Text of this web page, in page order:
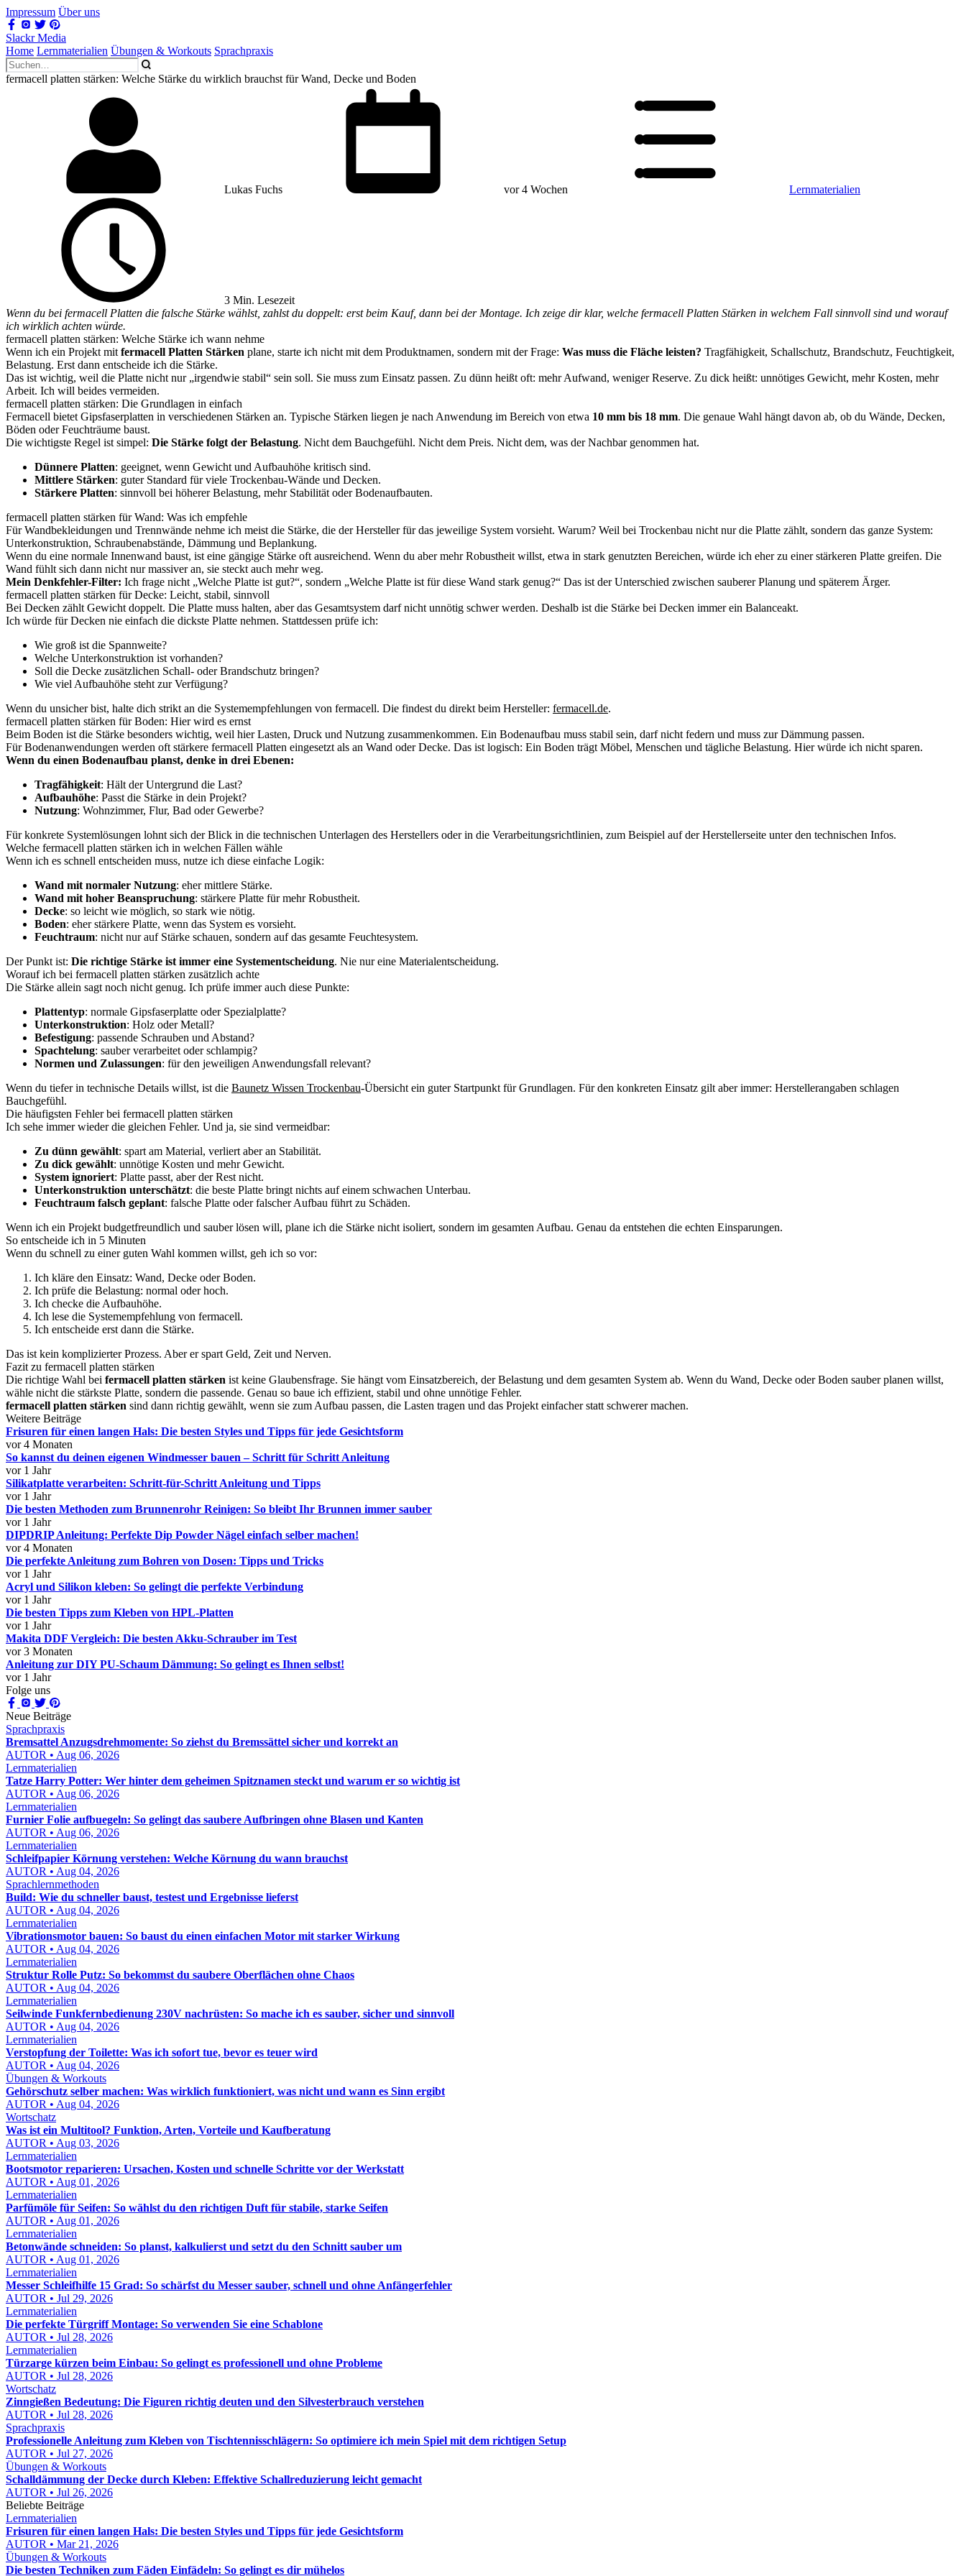
Impressum Über uns
Slackr Media
Home Lernmaterialien Übungen & Workouts Sprachpraxis
fermacell platten stärken: Welche Stärke du wirklich brauchst für Wand, Decke und Boden
Lukas Fuchs vor 4 Wochen Lernmaterialien
3 Min. Lesezeit
Wenn du bei fermacell Platten die falsche Stärke wählst, zahlst du doppelt: erst beim Kauf, dann bei der Montage. Ich zeige dir klar, welche fermacell Platten Stärken in welchem Fall sinnvoll sind und worauf
ich wirklich achten würde.
fermacell platten stärken: Welche Stärke ich wann nehme
Wenn ich ein Projekt mit fermacell Platten Stärken plane, starte ich nicht mit dem Produktnamen, sondern mit der Frage: Was muss die Fläche leisten? Tragfähigkeit, Schallschutz, Brandschutz, Feuchtigkeit,
Belastung. Erst dann entscheide ich die Stärke.
Das ist wichtig, weil die Platte nicht nur „irgendwie stabil“ sein soll. Sie muss zum Einsatz passen. Zu dünn heißt oft: mehr Aufwand, weniger Reserve. Zu dick heißt: unnötiges Gewicht, mehr Kosten, mehr
Arbeit. Ich will beides vermeiden.
fermacell platten stärken: Die Grundlagen in einfach
Fermacell bietet Gipsfaserplatten in verschiedenen Stärken an. Typische Stärken liegen je nach Anwendung im Bereich von etwa 10 mm bis 18 mm. Die genaue Wahl hängt davon ab, ob du Wände, Decken,
Böden oder Feuchträume baust.
Die wichtigste Regel ist simpel: Die Stärke folgt der Belastung. Nicht dem Bauchgefühl. Nicht dem Preis. Nicht dem, was der Nachbar genommen hat.
Dünnere Platten: geeignet, wenn Gewicht und Aufbauhöhe kritisch sind.
Mittlere Stärken: guter Standard für viele Trockenbau-Wände und Decken.
Stärkere Platten: sinnvoll bei höherer Belastung, mehr Stabilität oder Bodenaufbauten.
fermacell platten stärken für Wand: Was ich empfehle
Für Wandbekleidungen und Trennwände nehme ich meist die Stärke, die der Hersteller für das jeweilige System vorsieht. Warum? Weil bei Trockenbau nicht nur die Platte zählt, sondern das ganze System:
Unterkonstruktion, Schraubenabstände, Dämmung und Beplankung.
Wenn du eine normale Innenwand baust, ist eine gängige Stärke oft ausreichend. Wenn du aber mehr Robustheit willst, etwa in stark genutzten Bereichen, würde ich eher zu einer stärkeren Platte greifen. Die
Wand fühlt sich dann nicht nur massiver an, sie steckt auch mehr weg.
Mein Denkfehler-Filter: Ich frage nicht „Welche Platte ist gut?“, sondern „Welche Platte ist für diese Wand stark genug?“ Das ist der Unterschied zwischen sauberer Planung und späterem Ärger.
fermacell platten stärken für Decke: Leicht, stabil, sinnvoll
Bei Decken zählt Gewicht doppelt. Die Platte muss halten, aber das Gesamtsystem darf nicht unnötig schwer werden. Deshalb ist die Stärke bei Decken immer ein Balanceakt.
Ich würde für Decken nie einfach die dickste Platte nehmen. Stattdessen prüfe ich:
Wie groß ist die Spannweite?
Welche Unterkonstruktion ist vorhanden?
Soll die Decke zusätzlichen Schall- oder Brandschutz bringen?
Wie viel Aufbauhöhe steht zur Verfügung?
Wenn du unsicher bist, halte dich strikt an die Systemempfehlungen von fermacell. Die findest du direkt beim Hersteller: fermacell.de.
fermacell platten stärken für Boden: Hier wird es ernst
Beim Boden ist die Stärke besonders wichtig, weil hier Lasten, Druck und Nutzung zusammenkommen. Ein Bodenaufbau muss stabil sein, darf nicht federn und muss zur Dämmung passen.
Für Bodenanwendungen werden oft stärkere fermacell Platten eingesetzt als an Wand oder Decke. Das ist logisch: Ein Boden trägt Möbel, Menschen und tägliche Belastung. Hier würde ich nicht sparen.
Wenn du einen Bodenaufbau planst, denke in drei Ebenen:
Tragfähigkeit: Hält der Untergrund die Last?
Aufbauhöhe: Passt die Stärke in dein Projekt?
Nutzung: Wohnzimmer, Flur, Bad oder Gewerbe?
Für konkrete Systemlösungen lohnt sich der Blick in die technischen Unterlagen des Herstellers oder in die Verarbeitungsrichtlinien, zum Beispiel auf der Herstellerseite unter den technischen Infos.
Welche fermacell platten stärken ich in welchen Fällen wähle
Wenn ich es schnell entscheiden muss, nutze ich diese einfache Logik:
Wand mit normaler Nutzung: eher mittlere Stärke.
Wand mit hoher Beanspruchung: stärkere Platte für mehr Robustheit.
Decke: so leicht wie möglich, so stark wie nötig.
Boden: eher stärkere Platte, wenn das System es vorsieht.
Feuchtraum: nicht nur auf Stärke schauen, sondern auf das gesamte Feuchtesystem.
Der Punkt ist: Die richtige Stärke ist immer eine Systementscheidung. Nie nur eine Materialentscheidung.
Worauf ich bei fermacell platten stärken zusätzlich achte
Die Stärke allein sagt noch nicht genug. Ich prüfe immer auch diese Punkte:
Plattentyp: normale Gipsfaserplatte oder Spezialplatte?
Unterkonstruktion: Holz oder Metall?
Befestigung: passende Schrauben und Abstand?
Spachtelung: sauber verarbeitet oder schlampig?
Normen und Zulassungen: für den jeweiligen Anwendungsfall relevant?
Wenn du tiefer in technische Details willst, ist die Baunetz Wissen Trockenbau-Übersicht ein guter Startpunkt für Grundlagen. Für den konkreten Einsatz gilt aber immer: Herstellerangaben schlagen
Bauchgefühl.
Die häufigsten Fehler bei fermacell platten stärken
Ich sehe immer wieder die gleichen Fehler. Und ja, sie sind vermeidbar:
Zu dünn gewählt: spart am Material, verliert aber an Stabilität.
Zu dick gewählt: unnötige Kosten und mehr Gewicht.
System ignoriert: Platte passt, aber der Rest nicht.
Unterkonstruktion unterschätzt: die beste Platte bringt nichts auf einem schwachen Unterbau.
Feuchtraum falsch geplant: falsche Platte oder falscher Aufbau führt zu Schäden.
Wenn ich ein Projekt budgetfreundlich und sauber lösen will, plane ich die Stärke nicht isoliert, sondern im gesamten Aufbau. Genau da entstehen die echten Einsparungen.
So entscheide ich in 5 Minuten
Wenn du schnell zu einer guten Wahl kommen willst, geh ich so vor:
Ich kläre den Einsatz: Wand, Decke oder Boden.
Ich prüfe die Belastung: normal oder hoch.
Ich checke die Aufbauhöhe.
Ich lese die Systemempfehlung von fermacell.
Ich entscheide erst dann die Stärke.
Das ist kein komplizierter Prozess. Aber er spart Geld, Zeit und Nerven.
Fazit zu fermacell platten stärken
Die richtige Wahl bei fermacell platten stärken ist keine Glaubensfrage. Sie hängt vom Einsatzbereich, der Belastung und dem gesamten System ab. Wenn du Wand, Decke oder Boden sauber planen willst,
wähle nicht die stärkste Platte, sondern die passende. Genau so baue ich effizient, stabil und ohne unnötige Fehler.
fermacell platten stärken sind dann richtig gewählt, wenn sie zum Aufbau passen, die Lasten tragen und das Projekt einfacher statt schwerer machen.
Weitere Beiträge
Frisuren für einen langen Hals: Die besten Styles und Tipps für jede Gesichtsform
vor 4 Monaten
So kannst du deinen eigenen Windmesser bauen – Schritt für Schritt Anleitung
vor 1 Jahr
Silikatplatte verarbeiten: Schritt-für-Schritt Anleitung und Tipps
vor 1 Jahr
Die besten Methoden zum Brunnenrohr Reinigen: So bleibt Ihr Brunnen immer sauber
vor 1 Jahr
DIPDRIP Anleitung: Perfekte Dip Powder Nägel einfach selber machen!
vor 4 Monaten
Die perfekte Anleitung zum Bohren von Dosen: Tipps und Tricks
vor 1 Jahr
Acryl und Silikon kleben: So gelingt die perfekte Verbindung
vor 1 Jahr
Die besten Tipps zum Kleben von HPL-Platten
vor 1 Jahr
Makita DDF Vergleich: Die besten Akku-Schrauber im Test
vor 3 Monaten
Anleitung zur DIY PU-Schaum Dämmung: So gelingt es Ihnen selbst!
vor 1 Jahr
Folge uns
Neue Beiträge
Sprachpraxis
Bremsattel Anzugsdrehmomente: So ziehst du Bremssättel sicher und korrekt an
AUTOR • Aug 06, 2026
Lernmaterialien
Tatze Harry Potter: Wer hinter dem geheimen Spitznamen steckt und warum er so wichtig ist
AUTOR • Aug 06, 2026
Lernmaterialien
Furnier Folie aufbuegeln: So gelingt das saubere Aufbringen ohne Blasen und Kanten
AUTOR • Aug 06, 2026
Lernmaterialien
Schleifpapier Körnung verstehen: Welche Körnung du wann brauchst
AUTOR • Aug 04, 2026
Sprachlernmethoden
Build: Wie du schneller baust, testest und Ergebnisse lieferst
AUTOR • Aug 04, 2026
Lernmaterialien
Vibrationsmotor bauen: So baust du einen einfachen Motor mit starker Wirkung
AUTOR • Aug 04, 2026
Lernmaterialien
Struktur Rolle Putz: So bekommst du saubere Oberflächen ohne Chaos
AUTOR • Aug 04, 2026
Lernmaterialien
Seilwinde Funkfernbedienung 230V nachrüsten: So mache ich es sauber, sicher und sinnvoll
AUTOR • Aug 04, 2026
Lernmaterialien
Verstopfung der Toilette: Was ich sofort tue, bevor es teuer wird
AUTOR • Aug 04, 2026
Übungen & Workouts
Gehörschutz selber machen: Was wirklich funktioniert, was nicht und wann es Sinn ergibt
AUTOR • Aug 04, 2026
Wortschatz
Was ist ein Multitool? Funktion, Arten, Vorteile und Kaufberatung
AUTOR • Aug 03, 2026
Lernmaterialien
Bootsmotor reparieren: Ursachen, Kosten und schnelle Schritte vor der Werkstatt
AUTOR • Aug 01, 2026
Lernmaterialien
Parfümöle für Seifen: So wählst du den richtigen Duft für stabile, starke Seifen
AUTOR • Aug 01, 2026
Lernmaterialien
Betonwände schneiden: So planst, kalkulierst und setzt du den Schnitt sauber um
AUTOR • Aug 01, 2026
Lernmaterialien
Messer Schleifhilfe 15 Grad: So schärfst du Messer sauber, schnell und ohne Anfängerfehler
AUTOR • Jul 29, 2026
Lernmaterialien
Die perfekte Türgriff Montage: So verwenden Sie eine Schablone
AUTOR • Jul 28, 2026
Lernmaterialien
Türzarge kürzen beim Einbau: So gelingt es professionell und ohne Probleme
AUTOR • Jul 28, 2026
Wortschatz
Zinngießen Bedeutung: Die Figuren richtig deuten und den Silvesterbrauch verstehen
AUTOR • Jul 28, 2026
Sprachpraxis
Professionelle Anleitung zum Kleben von Tischtennisschlägern: So optimiere ich mein Spiel mit dem richtigen Setup
AUTOR • Jul 27, 2026
Übungen & Workouts
Schalldämmung der Decke durch Kleben: Effektive Schallreduzierung leicht gemacht
AUTOR • Jul 26, 2026
Beliebte Beiträge
Lernmaterialien
Frisuren für einen langen Hals: Die besten Styles und Tipps für jede Gesichtsform
AUTOR • Mar 21, 2026
Übungen & Workouts
Die besten Techniken zum Fäden Einfädeln: So gelingt es dir mühelos